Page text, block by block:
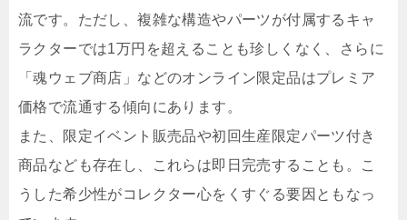
流です。ただし、複雑な構造やパーツが付属するキャ
ラクターでは1万円を超えることも珍しくなく、さらに
「魂ウェブ商店」などのオンライン限定品はプレミア
価格で流通する傾向にあります。
また、限定イベント販売品や初回生産限定パーツ付き
商品なども存在し、これらは即日完売することも。こ
うした希少性がコレクター心をくすぐる要因ともなっ